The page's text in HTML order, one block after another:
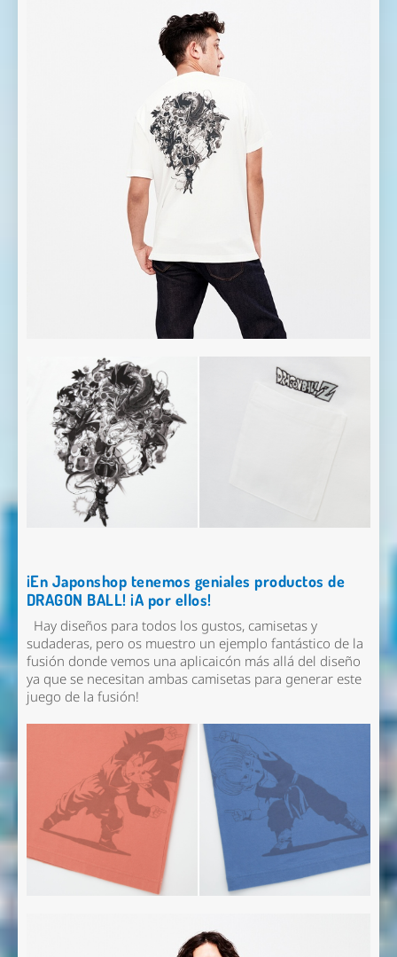
¡En Japonshop tenemos geniales productos de
DRAGON BALL! ¡A por ellos!
Hay diseños para todos los gustos, camisetas y
sudaderas, pero os muestro un ejemplo fantástico de la
fusión donde vemos una aplicaicón más allá del diseño
ya que se necesitan ambas camisetas para generar este
juego de la fusión!